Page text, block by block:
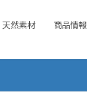
天然素材 商品情報